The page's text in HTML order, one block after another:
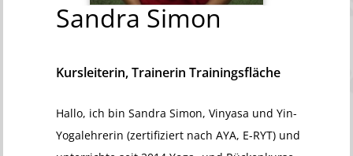
Sandra Simon
Kursleiterin, Trainerin Trainingsfläche
Hallo, ich bin Sandra Simon, Vinyasa und Yin-
Yogalehrerin (zertifiziert nach AYA, E-RYT) und